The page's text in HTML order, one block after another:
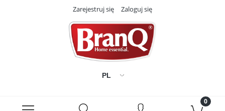
Zarejestruj się Zaloguj się